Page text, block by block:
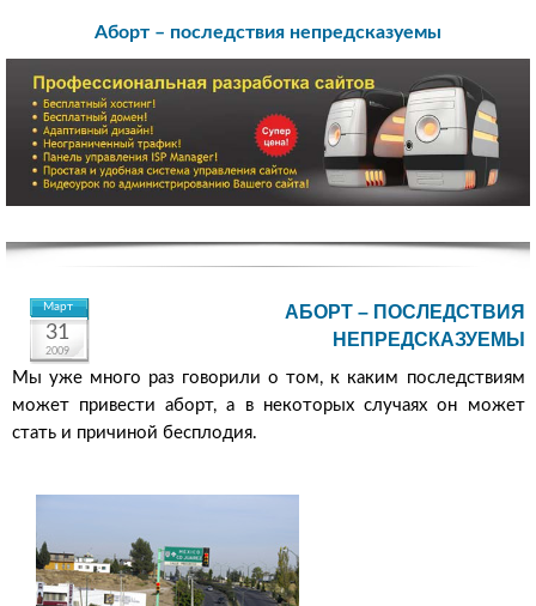
Аборт – последствия непредсказуемы
Март
31
2009
АБОРТ – ПОСЛЕДСТВИЯ
НЕПРЕДСКАЗУЕМЫ
Мы уже много раз говорили о том, к каким последствиям
может привести аборт, а в некоторых случаях он может
стать и причиной бесплодия.